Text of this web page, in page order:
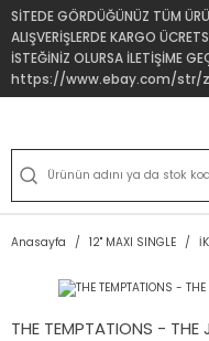
SİTEDE GÖRDÜĞÜNÜZ TÜM
ALIŞVERİŞLERDE KARGO
İSTEĞİNİZ OLURSA İLETİŞİME
https://www.ebay.com/str/
Anasayfa 12'' MAXI SINGLE
THE TEMPTATIONS - THE